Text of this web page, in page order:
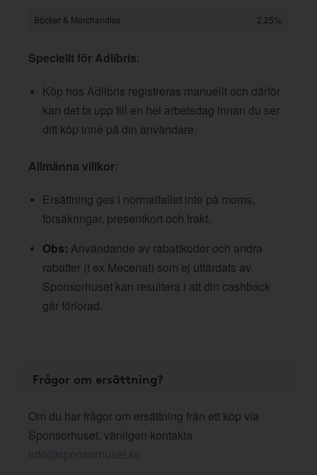
Böcker & Merchandise 2,25%
Speciellt för Adlibris:
Köp hos Adlibris registreras manuellt och därför
kan det ta upp till en hel arbetsdag innan du ser
ditt köp inne på din användare.
Allmänna villkor:
Ersättning ges i normalfallet inte på moms,
försäkringar, presentkort och frakt.
Obs: Användande av rabattkoder och andra
rabatter (t ex Mecenat) som ej utfärdats av
Sponsorhuset kan resultera i att din cashback
går förlorad.
Frågor om ersättning?
Om du har frågor om ersättning från ett köp via
Sponsorhuset, vänligen kontakta
info@sponsorhuset.se